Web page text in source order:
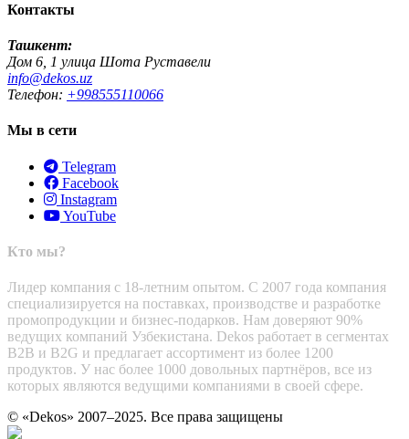
Контакты
Ташкент:
Дом 6, 1 улица Шота Руставели
info@dekos.uz
Телефон: +998555110066
Мы в сети
Telegram
Facebook
Instagram
YouTube
Кто мы?
Лидер компания с 18-летним опытом. С 2007 года компания
специализируется на поставках, производстве и разработке
промопродукции и бизнес-подарков. Нам доверяют 90%
ведущих компаний Узбекистана. Dekos работает в сегментах
B2B и B2G и предлагает ассортимент из более 1200
продуктов. У нас более 1000 довольных партнёров, все из
которых являются ведущими компаниями в своей сфере.
© «Dekos» 2007–2025. Все права защищены